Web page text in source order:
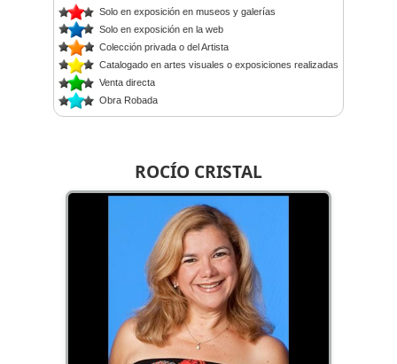
ROCÍO CRISTAL
Solo en exposición en museos y galerías
Solo en exposición en la web
Colección privada o del Artista
Catalogado en artes visuales o exposiciones realizadas
Venta directa
Obra Robada